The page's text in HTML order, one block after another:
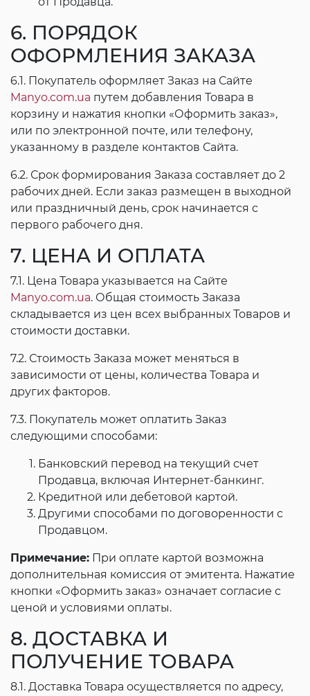
6. ПОРЯДОК
ОФОРМЛЕНИЯ ЗАКАЗА
6.1. Покупатель оформляет Заказ на Сайте
Manyo.com.ua путем добавления Товара в
корзину и нажатия кнопки «Оформить заказ»,
или по электронной почте, или телефону,
указанному в разделе контактов Сайта.
6.2. Срок формирования Заказа составляет до 2
рабочих дней. Если заказ размещен в выходной
или праздничный день, срок начинается с
первого рабочего дня.
7. ЦЕНА И ОПЛАТА
7.1. Цена Товара указывается на Сайте
Manyo.com.ua. Общая стоимость Заказа
складывается из цен всех выбранных Товаров и
стоимости доставки.
7.2. Стоимость Заказа может меняться в
зависимости от цены, количества Товара и
других факторов.
7.3. Покупатель может оплатить Заказ
следующими способами:
Банковский перевод на текущий счет
Продавца, включая Интернет-банкинг.
Кредитной или дебетовой картой.
Другими способами по договоренности с
Продавцом.
Примечание: При оплате картой возможна
дополнительная комиссия от эмитента. Нажатие
кнопки «Оформить заказ» означает согласие с
ценой и условиями оплаты.
8. ДОСТАВКА И
ПОЛУЧЕНИЕ ТОВАРА
8.1. Доставка Товара осуществляется по адресу,